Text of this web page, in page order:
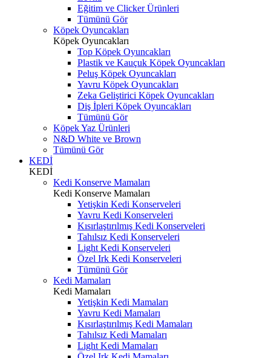
Eğitim ve Clicker Ürünleri
Tümünü Gör
Köpek Oyuncakları
Köpek Oyuncakları
Top Köpek Oyuncakları
Plastik ve Kauçuk Köpek Oyuncakları
Peluş Köpek Oyuncakları
Yavru Köpek Oyuncakları
Zeka Geliştirici Köpek Oyuncakları
Diş İpleri Köpek Oyuncakları
Tümünü Gör
Köpek Yaz Ürünleri
N&D White ve Brown
Tümünü Gör
KEDİ
KEDİ
Kedi Konserve Mamaları
Kedi Konserve Mamaları
Yetişkin Kedi Konserveleri
Yavru Kedi Konserveleri
Kısırlaştırılmış Kedi Konserveleri
Tahılsız Kedi Konserveleri
Light Kedi Konserveleri
Özel Irk Kedi Konserveleri
Tümünü Gör
Kedi Mamaları
Kedi Mamaları
Yetişkin Kedi Mamaları
Yavru Kedi Mamaları
Kısırlaştırılmış Kedi Mamaları
Tahılsız Kedi Mamaları
Light Kedi Mamaları